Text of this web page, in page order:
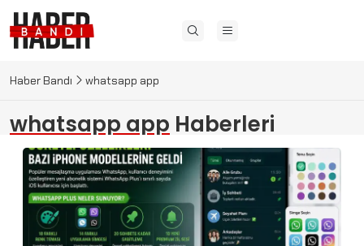
Haber Bandı whatsapp app
whatsapp app Haberleri